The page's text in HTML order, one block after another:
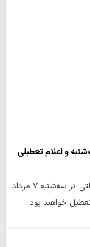
و اعلام تعطیلی
ساعات کاری ادارات، بانک‌ها و نهادهای عمومی غیردولتی در سه‌شنبه ۷ مرداد